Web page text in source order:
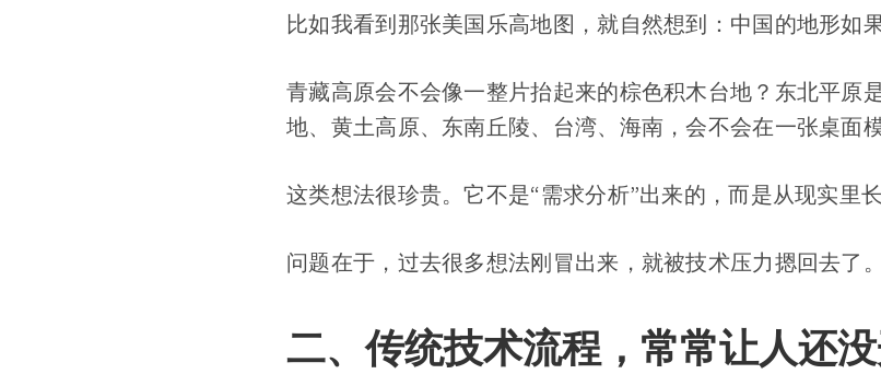
比如我看到那张美国乐高地图，就自然想到：中国的地形如
青藏高原会不会像一整片抬起来的棕色积木台地？东北平原
地、黄土高原、东南丘陵、台湾、海南，会不会在一张桌面
这类想法很珍贵。它不是“需求分析”出来的，而是从现实里长
问题在于，过去很多想法刚冒出来，就被技术压力摁回去了。
二、传统技术流程，常常让人还